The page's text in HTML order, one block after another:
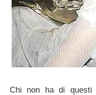
Chi non ha di questi